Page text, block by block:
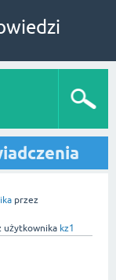
przez
użytkownika kz1